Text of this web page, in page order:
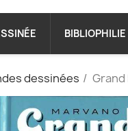
BIBLIOPHILIE
dessinées Grand